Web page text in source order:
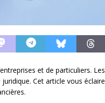
et de particuliers. Les
Cet article vous éclaire